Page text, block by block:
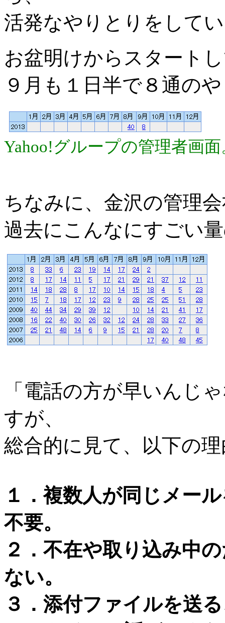
活発なやりとりをして
お盆明けからスタート
９月も１日半で８通の
Yahoo!グループの管理者画
ちなみに、金沢の管理
過去にこんなにすごい
「電話の方が早いんじ
すが、
総合的に見て、以下の
１．複数人が同じメー
不要。
２．不在や取り込み中
ない。
３．添付ファイルを送